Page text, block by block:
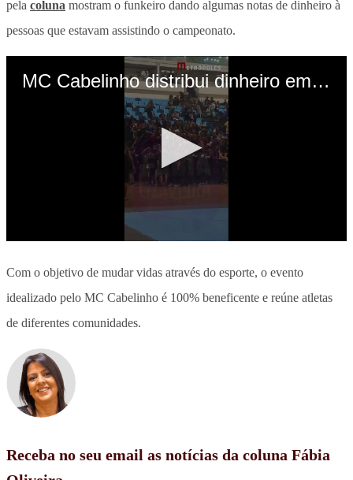
pela coluna mostram o funkeiro dando algumas notas de dinheiro à
pessoas que estavam assistindo o campeonato.
Com o objetivo de mudar vidas através do esporte, o evento
idealizado pelo MC Cabelinho é 100% beneficente e reúne atletas
de diferentes comunidades.
Receba no seu email as notícias da coluna Fábia